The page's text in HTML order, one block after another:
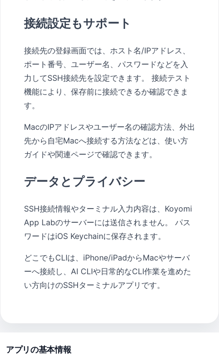
接続設定もサポート
接続先の登録画面では、ホスト名/IPアドレス、
ポート番号、ユーザー名、パスワードなどを入
力してSSH接続先を設定できます。 接続テスト
機能により、保存前に接続できるか確認できま
す。
MacのIPアドレスやユーザー名の確認方法、外出
先から自宅Macへ接続する方法などは、使い方
ガイドや関連ページで確認できます。
データとプライバシー
SSH接続情報やターミナル入力内容は、Koyomi
App Labのサーバーには送信されません。 パス
ワードはiOS Keychainに保存されます。
どこでもCLIは、iPhone/iPadからMacやサーバ
ーへ接続し、AI CLIや日常的なCLI作業を進めた
い方向けのSSHターミナルアプリです。
アプリの基本情報